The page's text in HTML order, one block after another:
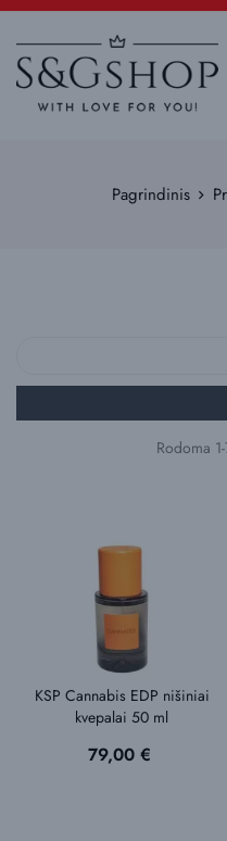
Pagrindinis
Rodoma
KSP Cannabis EDP nišiniai
kvepalai 50 ml
Kaina
79,00 €